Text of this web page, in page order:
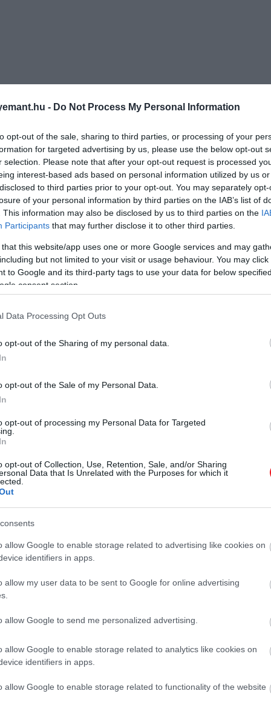
- Do Not Process My Personal Information
opt-out of the sale, sharing to third parties, or processing of your
for targeted advertising by us, please use the below opt-out
selection. Please note that after your opt-out request is processed
interest-based ads based on personal information utilized by us
to third parties prior to your opt-out. You may separately
of your personal information by third parties on the IAB’s list of
This information may also be disclosed by us to third parties on the
Participants that may further disclose it to other third parties.
that this website/app uses one or more Google services and may
but not limited to your visit or usage behaviour. You may
to Google and its third-party tags to use your data for below
consent section.
Data Processing Opt Outs
opt-out of the Sharing of my personal data.
opt-out of the Sale of my Personal Data.
opt-out of processing my Personal Data for Targeted
opt-out of Collection, Use, Retention, Sale, and/or Sharing
Data that Is Unrelated with the Purposes for which it
allow Google to enable storage related to advertising like cookies on
identifiers in apps.
allow my user data to be sent to Google for online advertising
allow Google to send me personalized advertising.
allow Google to enable storage related to analytics like cookies on
identifiers in apps.
allow Google to enable storage related to functionality of the website
pápa, azaz Jorge Mario Bergoglio, aki
miatt a Vatikánban kilenc napos
gyászidőszak kezdődött, így joggal
számíthatnak azok az utazók, akik a
turistáknak, akik Ferenc
HAMU ÉS GYÉMÁNT